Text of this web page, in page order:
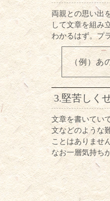
両親との思い出
して文章を組み
わかるはず。プ
（例）あ
3.堅苦しく
文章を書いてい
文などのような
ことはありませ
なお一層気持ち